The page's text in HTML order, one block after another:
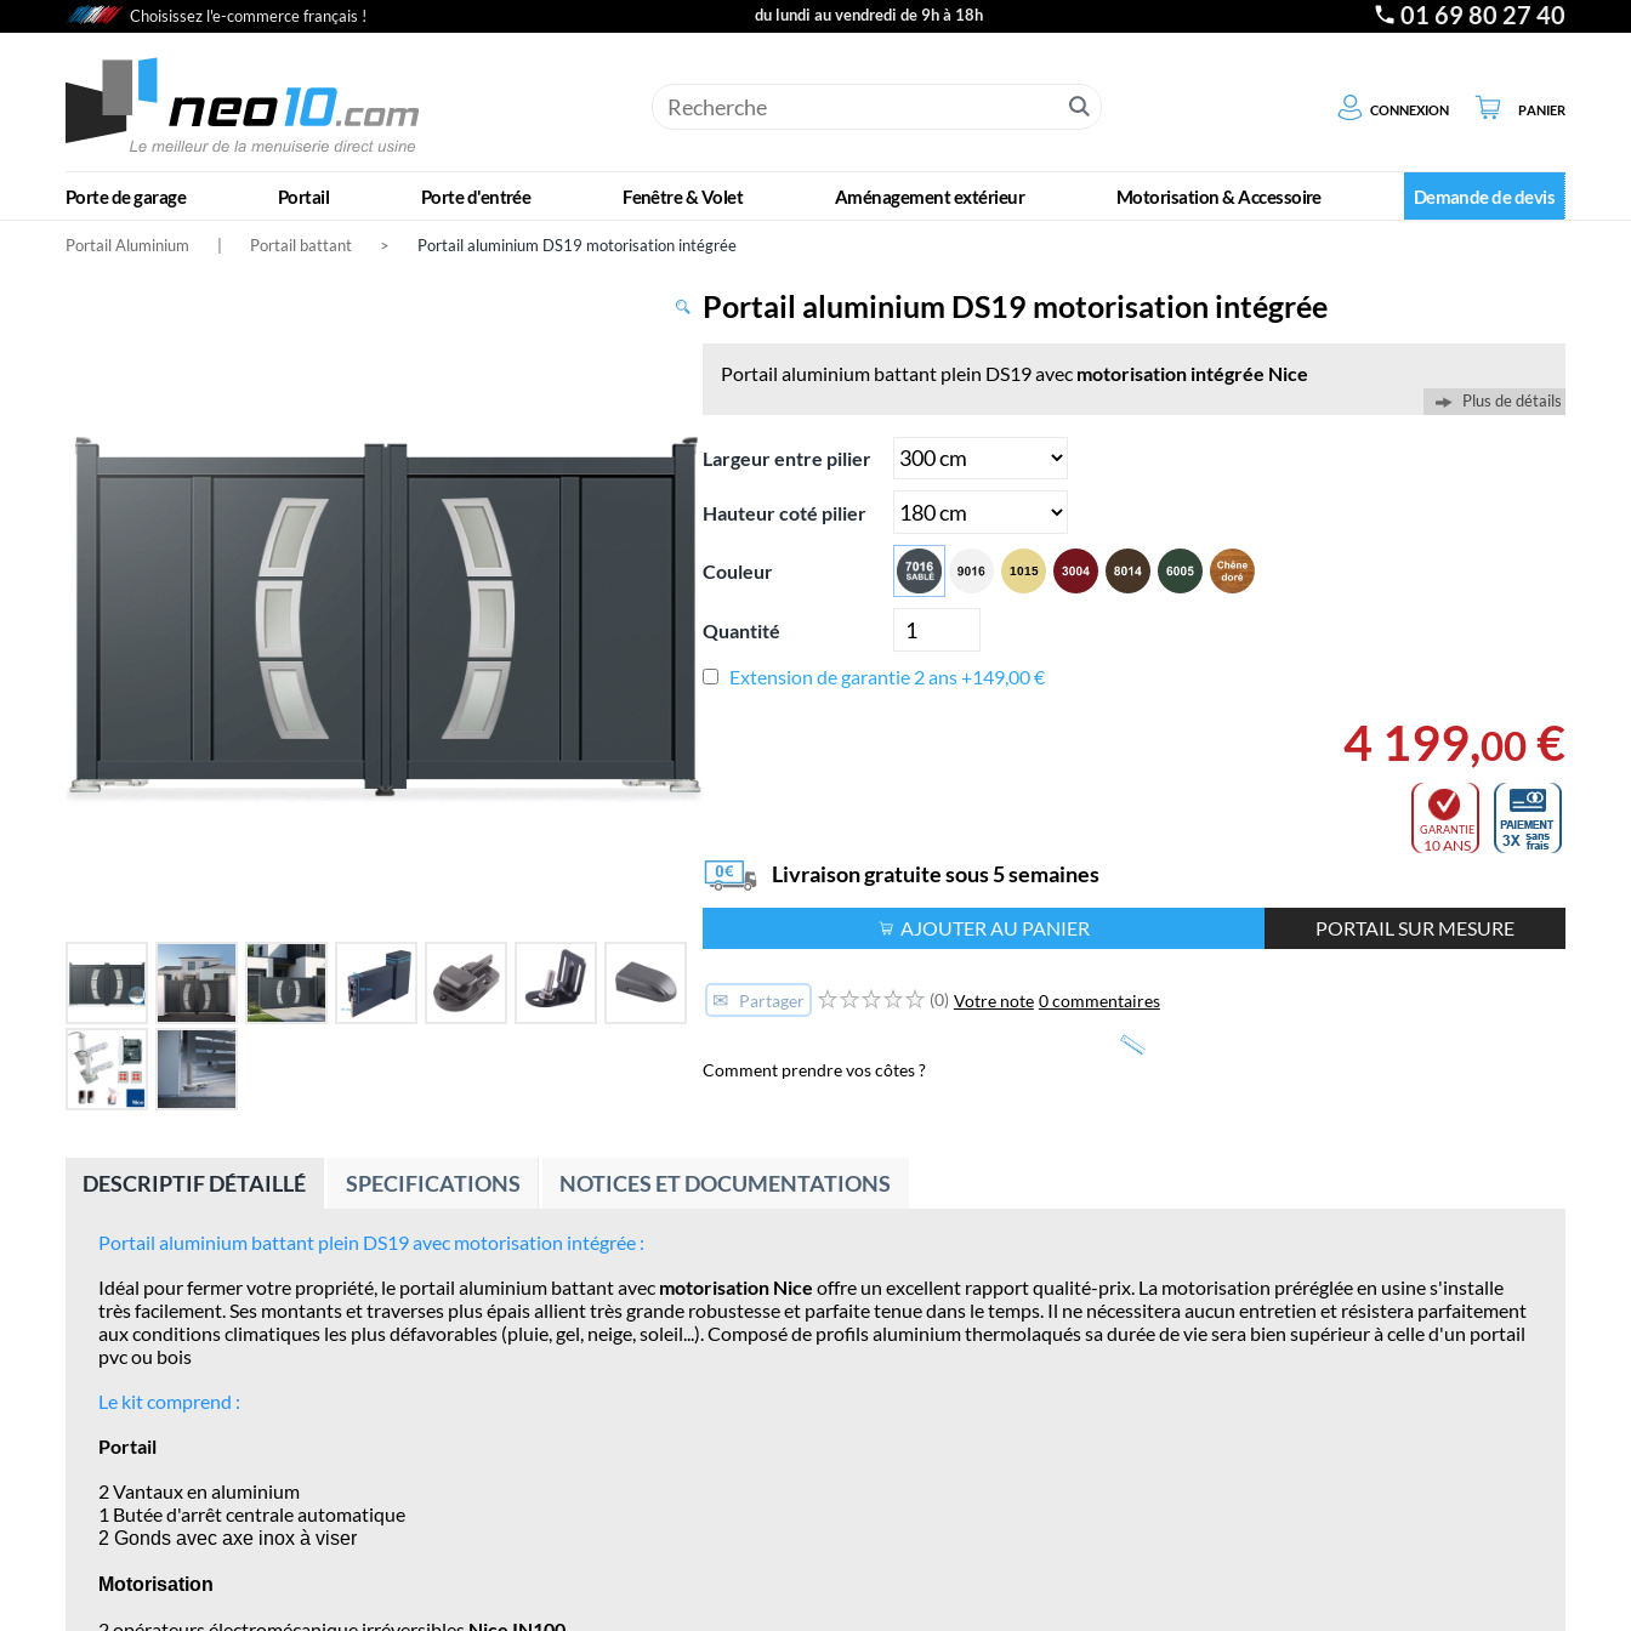
Choisissez l'e-commerce français ! du lundi au vendredi de 9h à 18h 01 69 80 27 40
Connexion Panier
Porte de garage Portail Porte d'entrée Fenêtre & Volet Aménagement extérieur Motorisation & Accessoire Demande de devis
Portail Aluminium Portail battant > Portail aluminium DS19 motorisation intégrée
Portail aluminium DS19 motorisation intégrée
Portail aluminium battant plein DS19 avec motorisation intégrée Nice
Plus de détails
Largeur entre pilier
Hauteur coté pilier
Couleur
Quantité
Extension de garantie 2 ans +149,00 €
4 199,00 €
GARANTIE
10 ANS
Livraison gratuite sous 5 semaines
AJOUTER AU PANIER PORTAIL SUR MESURE
✉ Partager (0) Votre note 0 commentaires
Comment prendre vos côtes ?
DESCRIPTIF DÉTAILLÉ SPECIFICATIONS NOTICES ET DOCUMENTATIONS
Portail aluminium battant plein DS19 avec motorisation intégrée :
Idéal pour fermer votre propriété, le portail aluminium battant avec motorisation Nice offre un excellent rapport qualité-prix. La motorisation préréglée en usine s'installe
très facilement. Ses montants et traverses plus épais allient très grande robustesse et parfaite tenue dans le temps. Il ne nécessitera aucun entretien et résistera parfaitement
aux conditions climatiques les plus défavorables (pluie, gel, neige, soleil...). Composé de profils aluminium thermolaqués sa durée de vie sera bien supérieur à celle d'un portail
pvc ou bois
Le kit comprend :
Portail
2 Vantaux en aluminium
1 Butée d'arrêt centrale automatique
2 Gonds avec axe inox à viser
Motorisation